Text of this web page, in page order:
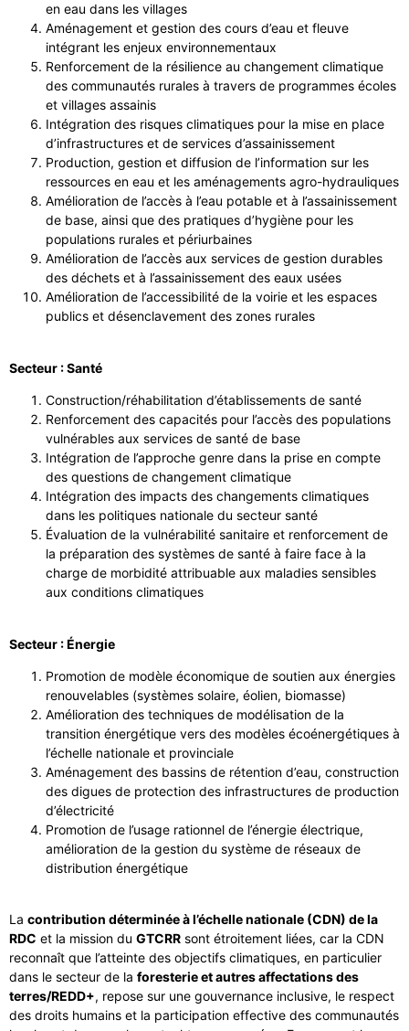
en eau dans les villages
Aménagement et gestion des cours d’eau et fleuve
intégrant les enjeux environnementaux
Renforcement de la résilience au changement climatique
des communautés rurales à travers de programmes écoles
et villages assainis
Intégration des risques climatiques pour la mise en place
d’infrastructures et de services d’assainissement
Production, gestion et diffusion de l’information sur les
ressources en eau et les aménagements agro-hydrauliques
Amélioration de l’accès à l’eau potable et à l’assainissement
de base, ainsi que des pratiques d’hygiène pour les
populations rurales et périurbaines
Amélioration de l’accès aux services de gestion durables
des déchets et à l’assainissement des eaux usées
Amélioration de l’accessibilité de la voirie et les espaces
publics et désenclavement des zones rurales
Secteur : Santé
Construction/réhabilitation d’établissements de santé
Renforcement des capacités pour l’accès des populations
vulnérables aux services de santé de base
Intégration de l’approche genre dans la prise en compte
des questions de changement climatique
Intégration des impacts des changements climatiques
dans les politiques nationale du secteur santé
Évaluation de la vulnérabilité sanitaire et renforcement de
la préparation des systèmes de santé à faire face à la
charge de morbidité attribuable aux maladies sensibles
aux conditions climatiques
Secteur : Énergie
Promotion de modèle économique de soutien aux énergies
renouvelables (systèmes solaire, éolien, biomasse)
Amélioration des techniques de modélisation de la
transition énergétique vers des modèles écoénergétiques à
l’échelle nationale et provinciale
Aménagement des bassins de rétention d’eau, construction
des digues de protection des infrastructures de production
d’électricité
Promotion de l’usage rationnel de l’énergie électrique,
amélioration de la gestion du système de réseaux de
distribution énergétique
La contribution déterminée à l’échelle nationale (CDN) de la
RDC et la mission du GTCRR sont étroitement liées, car la CDN
reconnaît que l’atteinte des objectifs climatiques, en particulier
dans le secteur de la foresterie et autres affectations des
terres/REDD+, repose sur une gouvernance inclusive, le respect
des droits humains et la participation effective des communautés